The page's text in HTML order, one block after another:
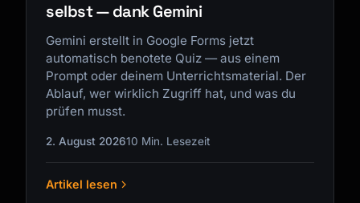
selbst — dank Gemini
Gemini erstellt in Google Forms jetzt
automatisch benotete Quiz — aus einem
Prompt oder deinem Unterrichtsmaterial. Der
Ablauf, wer wirklich Zugriff hat, und was du
prüfen musst.
2. August 202610 Min. Lesezeit
Artikel lesen